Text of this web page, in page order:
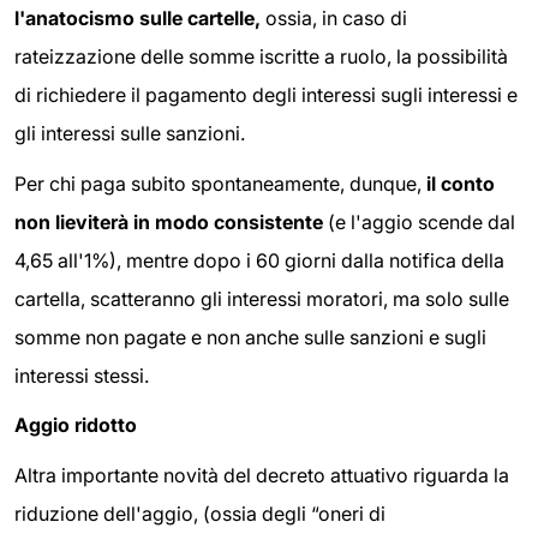
l'anatocismo sulle cartelle, ossia, in caso di
rateizzazione delle somme iscritte a ruolo, la possibilità
di richiedere il pagamento degli interessi sugli interessi e
gli interessi sulle sanzioni.
Per chi paga subito spontaneamente, dunque, il conto
non lieviterà in modo consistente (e l'aggio scende dal
4,65 all'1%), mentre dopo i 60 giorni dalla notifica della
cartella, scatteranno gli interessi moratori, ma solo sulle
somme non pagate e non anche sulle sanzioni e sugli
interessi stessi.
Aggio ridotto
Altra importante novità del decreto attuativo riguarda la
riduzione dell'aggio, (ossia degli “oneri di